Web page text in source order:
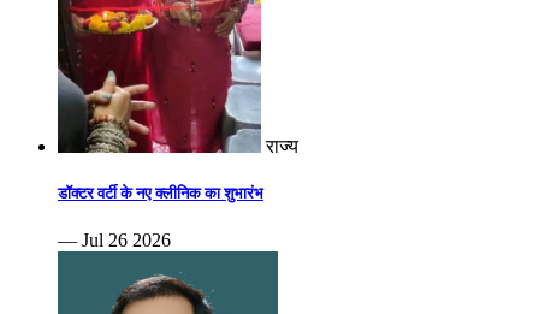
राज्य
डॉक्टर वर्टी के नए क्लीनिक का शुभारंभ
— Jul 26 2026